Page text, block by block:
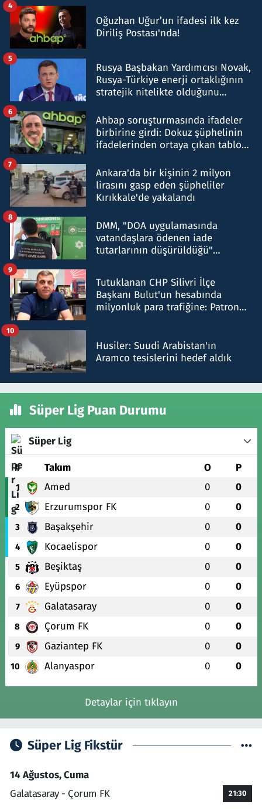
Oğuzhan Uğur’un ifadesi ilk kez
Diriliş Postası'nda!
4
Rusya Başbakan Yardımcısı Novak,
Rusya-Türkiye enerji ortaklığının
stratejik nitelikte olduğunu
5
Ahbap soruşturmasında ifadeler
birbirine girdi: Dokuz şüphelinin
ifadelerinden ortaya çıkan tablo
6
Ankara'da bir kişinin 2 milyon
lirasını gasp eden şüpheliler
Kırıkkale'de yakalandı
7
DMM, "DOA uygulamasında
vatandaşlara ödenen iade
tutarlarının düşürüldüğü"
8
Tutuklanan CHP Silivri İlçe
Başkanı Bulut'un hesabında
milyonluk para trafiğine: Patron
9
Husiler: Suudi Arabistan'ın
Aramco tesislerini hedef aldık
10
Süper Lig Puan Durumu
Süper Lig
# Takım O P
1 Amed 0 0
2 Erzurumspor FK 0 0
3 Başakşehir 0 0
4 Kocaelispor 0 0
5 Beşiktaş 0 0
6 Eyüpspor 0 0
7 Galatasaray 0 0
8 Çorum FK 0 0
9 Gaziantep FK 0 0
10 Alanyaspor 0 0
Detaylar için tıklayın
Süper Lig Fikstür
14 Ağustos, Cuma
Galatasaray - Çorum FK
21:30